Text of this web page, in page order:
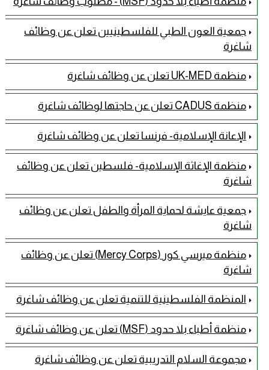
جمعية العون الطبي للفلسطينيين تعلن عن وظائف
شاغرة
منظمة UK-MED تعلن عن وظائف شاغرة
منظمة CADUS تعلن عن حاجتها لوظائف شاغرة
الإعانة الإسلامية- فرنسا تعلن عن وظائف شاغرة
منظمة الإغاثة الإسلامية- فلسطين تعلن عن وظائف
شاغرة
جمعية عايشة لحماية المرأة والطفل تعلن عن وظائف
شاغرة
منظمة ميرسي كور (Mercy Corps) تعلن عن وظائف
شاغرة
المنظمة الفلسطينية للتنمية تعلن عن وظائف شاغرة
منظمة أطباء بلا حدود (MSF) تعلن عن وظائف شاغرة
مجموعة السلام التدريبية تعلن عن وظائف شاغرة